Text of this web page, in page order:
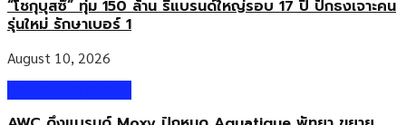
“โชกุบุสซึ” ทุ่ม 150 ล้าน รีแบรนด์ใหญ่รอบ 17 ปี ปักธงเจาะคน
รุ่นใหม่ รักษาเบอร์ 1
August 10, 2026